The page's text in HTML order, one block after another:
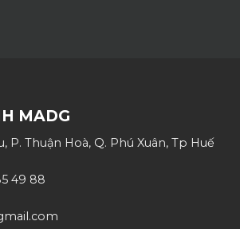
MADG
P. Thuận Hoà, Q. Phú Xuân, Tp Huế
49 88